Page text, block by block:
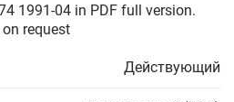
1991-04 in PDF full version.
request
Действующий